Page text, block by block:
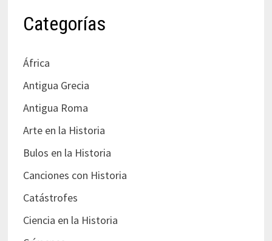
Categorías
África
Antigua Grecia
Antigua Roma
Arte en la Historia
Bulos en la Historia
Canciones con Historia
Catástrofes
Ciencia en la Historia